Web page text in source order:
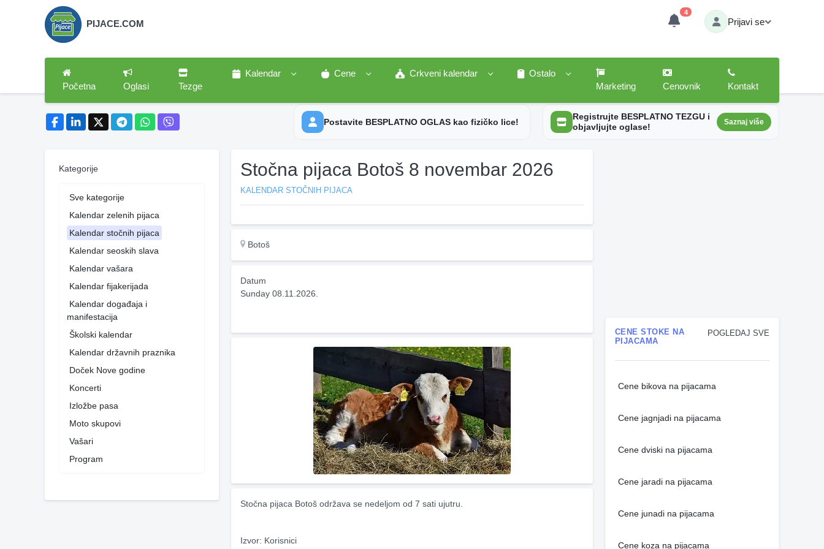
PIJACE.COM
4
Prijavi se
Početna Oglasi Tezge
Kalendar Cene Crkveni kalendar
Ostalo
Marketing
Cenovnik Kontakt
Postavite BESPLATNO OGLAS kao fizičko lice!
Registrujte BESPLATNO TEZGU i
objavljujte oglase!
Saznaj više
Kategorije
Sve kategorije
Kalendar zelenih pijaca
Kalendar stočnih pijaca
Kalendar seoskih slava
Kalendar vašara
Kalendar fijakerijada
Kalendar događaja i
manifestacija
Školski kalendar
Kalendar državnih praznika
Doček Nove godine
Koncerti
Izložbe pasa
Moto skupovi
Vašari
Program
Stočna pijaca Botoš 8 novembar 2026
KALENDAR STOČNIH PIJACA
Botoš
Datum
Sunday 08.11.2026.
Stočna pijaca Botoš održava se nedeljom od 7 sati ujutru.
Izvor: Korisnici
POGLEDAJ SVE
CENE STOKE NA
PIJACAMA
Cene bikova na pijacama
Cene jagnjadi na pijacama
Cene dviski na pijacama
Cene jaradi na pijacama
Cene junadi na pijacama
Cene koza na pijacama